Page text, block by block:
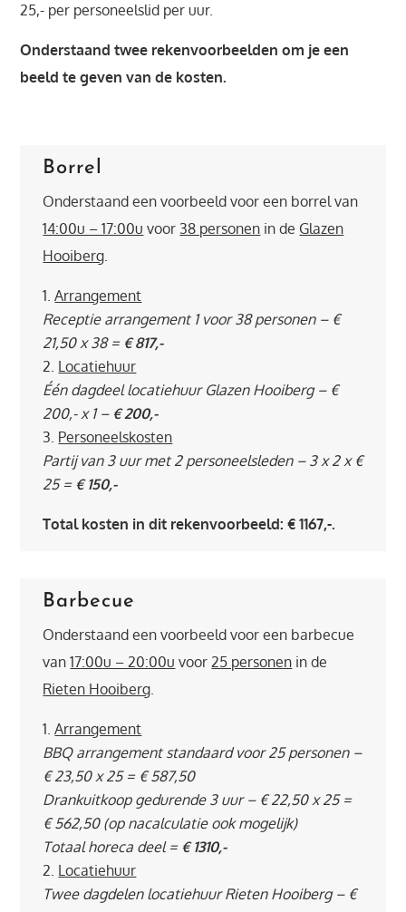
25,- per personeelslid per uur.
Onderstaand twee rekenvoorbeelden om je een
beeld te geven van de kosten.
Borrel
Onderstaand een voorbeeld voor een borrel van
14:00u – 17:00u voor 38 personen in de Glazen
Hooiberg.
Arrangement
Receptie arrangement 1 voor 38 personen – €
21,50 x 38 = € 817,-
Locatiehuur
Één dagdeel locatiehuur Glazen Hooiberg – €
200,- x 1 – € 200,-
Personeelskosten
Partij van 3 uur met 2 personeelsleden – 3 x 2 x €
25 = € 150,-
Total kosten in dit rekenvoorbeeld: € 1167,-.
Barbecue
Onderstaand een voorbeeld voor een barbecue
van17:00u – 20:00u voor25 personen in de
Rieten Hooiberg.
Arrangement
BBQ arrangement standaard voor 25 personen –
€ 23,50 x 25 = € 587,50
Drankuitkoop gedurende 3 uur – € 22,50 x 25 =
€ 562,50 (op nacalculatie ook mogelijk)
Totaal horeca deel = € 1310,-
Locatiehuur
Twee dagdelen locatiehuur Rieten Hooiberg – €